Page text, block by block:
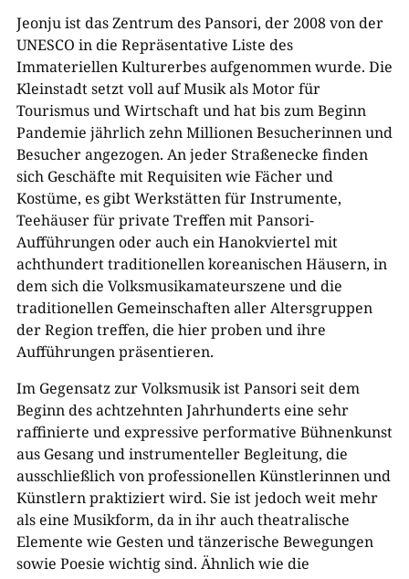
​Jeonju ist das Zentrum des Pansori, der 2008 von der
UNESCO in die Repräsentative Liste des
Immateriellen Kulturerbes aufgenommen wurde. Die
Kleinstadt setzt voll auf Musik als Motor für
Tourismus und Wirtschaft und hat bis zum Beginn
Pandemie jährlich zehn Millionen Besucherinnen und
Besucher angezogen. An jeder Straßenecke finden
sich Geschäfte mit Requisiten wie Fächer und
Kostüme, es gibt Werkstätten für Instrumente,
Teehäuser für private Treffen mit Pansori-
Aufführungen oder auch ein Hanokviertel mit
achthundert traditionellen koreanischen Häusern, in
dem sich die Volksmusikamateurszene und die
traditionellen Gemeinschaften aller Altersgruppen
der Region treffen, die hier proben und ihre
Aufführungen präsentieren.
Im Gegensatz zur Volksmusik ist Pansori seit dem
Beginn des achtzehnten Jahrhunderts eine sehr
raffinierte und expressive performative Bühnenkunst
aus Gesang und instrumenteller Begleitung, die
ausschließlich von professionellen Künstlerinnen und
Künstlern praktiziert wird. Sie ist jedoch weit mehr
als eine Musikform, da in ihr auch theatralische
Elemente wie Gesten und tänzerische Bewegungen
sowie Poesie wichtig sind. Ähnlich wie die